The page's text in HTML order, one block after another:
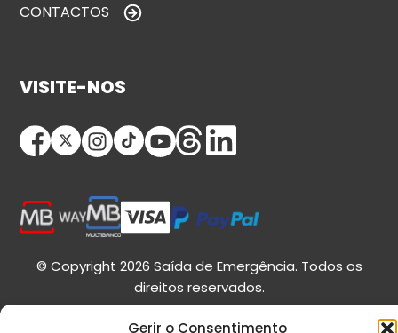
Gerir o Consentimento
CONTACTOS
VISITE-NOS
© Copyright 2026 Saída de Emergência. Todos os
direitos reservados.